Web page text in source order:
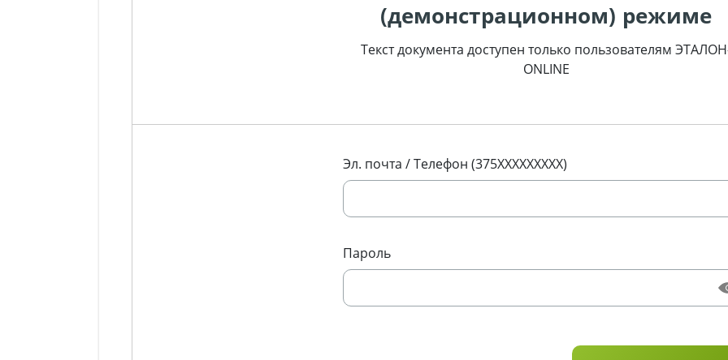
(демонстрационном) режиме
Текст документа доступен только пользователям
ONLINE
Эл. почта / Телефон (375XXXXXXXXX)
Пароль